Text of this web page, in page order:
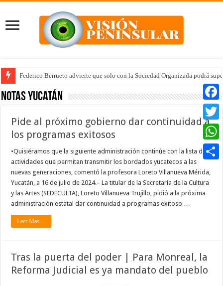
Federico Berrueto advierte que solo con la Sociedad Organizada podrá
Arrancan la tercera etapa de Médico 24/7
Notas Yucatán
Pide al próximo gobierno dar continuidad a
los programas exitosos
•Quisiéramos que la siguiente administración continúe con la lista de
actividades que permitan transmitir los bordados yucatecos a las
nuevas generaciones, comentó la profesora Loreto Villanueva Mérida,
Yucatán, a 16 de julio de 2024.– La titular de la Secretaría de la Cultura
y las Artes (SEDECULTA), Loreto Villanueva Trujillo, pidió a la próxima
administración estatal dar continuidad a programas exitoso …
Leer Mas ...
Tras la puerta del poder | Para Monreal, la
Reforma Judicial es ya mandato del pueblo
Twitter